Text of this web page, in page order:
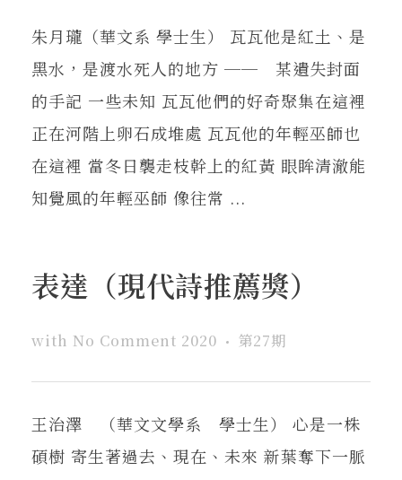
朱月瓏（華文系 學士生） 瓦瓦他是紅土、是
黑水，是渡水死人的地方 ── 某遺失封面
的手記 一些未知 瓦瓦他們的好奇聚集在這裡
正在河階上卵石成堆處 瓦瓦他的年輕巫師也
在這裡 當冬日襲走枝幹上的紅黃 眼眸清澈能
知覺風的年輕巫師 像往常 ...
表達（現代詩推薦獎）
with No Comment 2020 第27期
王治澤 （華文文學系 學士生） 心是一株
碩樹 寄生著過去、現在、未來 新葉奪下一脈